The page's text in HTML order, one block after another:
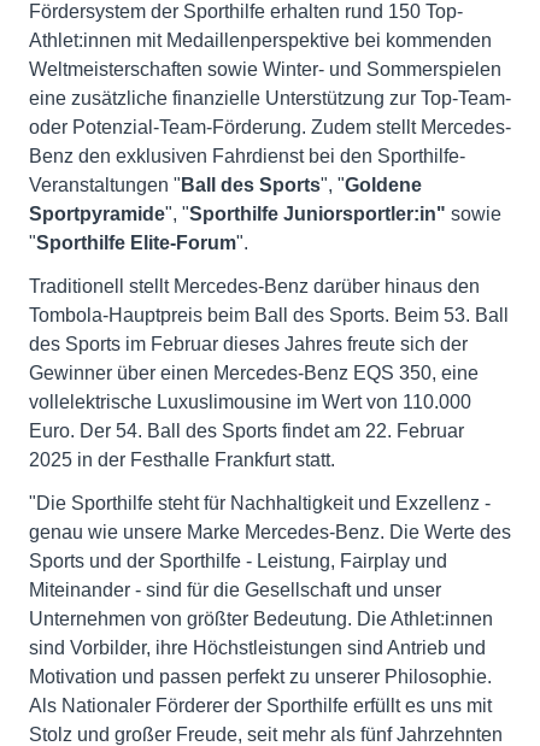
Fördersystem der Sporthilfe erhalten rund 150 Top-
Athlet:innen mit Medaillenperspektive bei kommenden
Weltmeisterschaften sowie Winter- und Sommerspielen
eine zusätzliche finanzielle Unterstützung zur Top-Team-
oder Potenzial-Team-Förderung. Zudem stellt Mercedes-
Benz den exklusiven Fahrdienst bei den Sporthilfe-
Veranstaltungen " Ball des Sports", "Goldene
Sportpyramide", "Sporthilfe Juniorsportler:in" sowie
"Sporthilfe Elite-Forum".
Traditionell stellt Mercedes-Benz darüber hinaus den
Tombola-Hauptpreis beim Ball des Sports. Beim 53. Ball
des Sports im Februar dieses Jahres freute sich der
Gewinner über einen Mercedes-Benz EQS 350, eine
vollelektrische Luxuslimousine im Wert von 110.000
Euro. Der 54. Ball des Sports findet am 22. Februar
2025 in der Festhalle Frankfurt statt.
"Die Sporthilfe steht für Nachhaltigkeit und Exzellenz -
genau wie unsere Marke Mercedes-Benz. Die Werte des
Sports und der Sporthilfe - Leistung, Fairplay und
Miteinander - sind für die Gesellschaft und unser
Unternehmen von größter Bedeutung. Die Athlet:innen
sind Vorbilder, ihre Höchstleistungen sind Antrieb und
Motivation und passen perfekt zu unserer Philosophie.
Als Nationaler Förderer der Sporthilfe erfüllt es uns mit
Stolz und großer Freude, seit mehr als fünf Jahrzehnten